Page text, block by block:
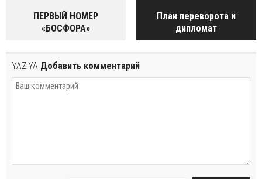
ПЕРВЫЙ НОМЕР
«БОСФОРА»
План переворота и
дипломат
YAZIYA Добавить комментарий